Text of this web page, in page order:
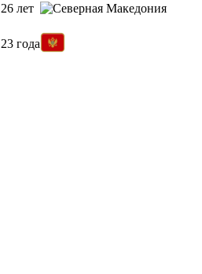
26 лет
23 года